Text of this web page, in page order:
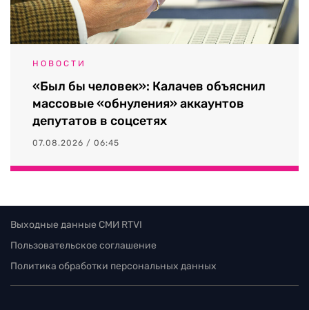
НОВОСТИ
«Был бы человек»: Калачев объяснил
массовые «обнуления» аккаунтов
депутатов в соцсетях
07.08.2026 / 06:45
Выходные данные СМИ RTVI
Пользовательское соглашение
Политика обработки персональных данных